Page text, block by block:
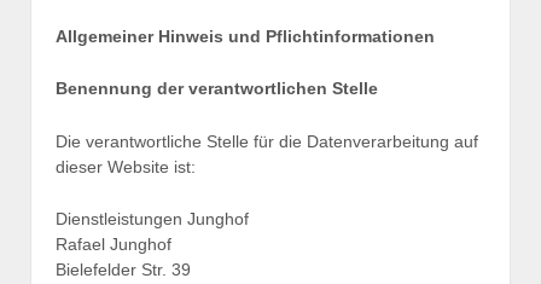
Allgemeiner Hinweis und Pflichtinformationen
Benennung der verantwortlichen Stelle
Die verantwortliche Stelle für die Datenverarbeitung auf
dieser Website ist:
Dienstleistungen Junghof
Rafael Junghof
Bielefelder Str. 39